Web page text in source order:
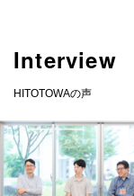
Interview
HITOTOWAの声